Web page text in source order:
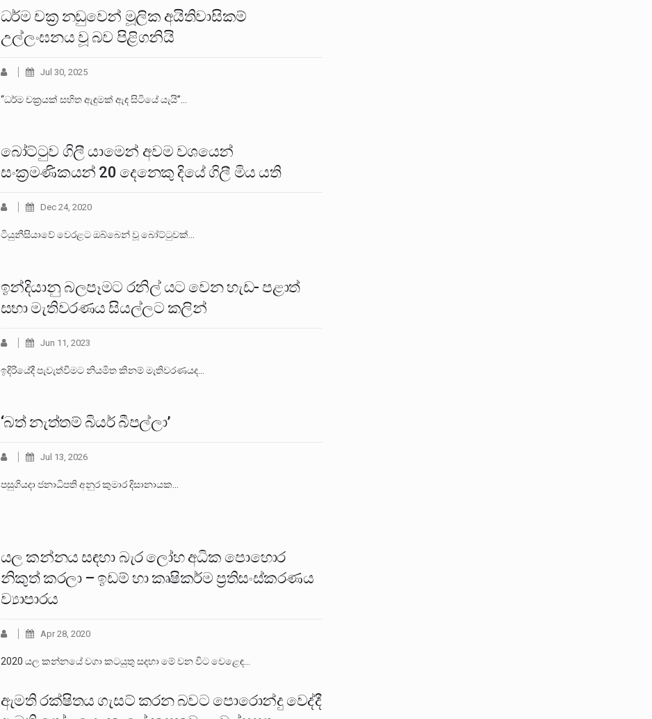
ධර්ම චක්‍ර නඩුවෙන් මූලික අයිතිවාසිකම්
උල්ලංඝනය වූ බව පිළිගනියි
Jul 30, 2025
“ධර්ම චක්‍රයක් සහිත ඇඳුමක් ඇඳ සිටියේ යැයි”…
බෝට්ටුව ගිලී යාමෙන් අවම වශයෙන්
සංක්‍රමණිකයන් 20 දෙනෙකු දියේ ගිලී මිය යති
Dec 24, 2020
ටියුනීසියාවේ වෙරළට ඔබ්බෙන් වූ බෝට්ටුවක්…
ඉන්දියානු බලපෑමට රනිල් යට වෙන හැඩ- පළාත්
සභා මැතිවරණය සියල්ලට කලින්
Jun 11, 2023
ඉදිරියේදී පැවැත්වීමට නියමිත කිනම් මැතිවරණයද…
‘බත් නැත්තම් බියර් බීපල්ලා’
Jul 13, 2026
පසුගියදා ජනාධිපති අනුර කුමාර දිසානායක…
යල කන්නය සඳහා බැර ලෝහ අධික පොහොර
නිකුත් කරලා – ඉඩම් හා කෘෂිකර්ම ප්‍රතිසංස්කරණය
ව්‍යාපාරය
Apr 28, 2020
2020 යල කන්නයේ වගා කටයුතු සදහා මේ වන විට වෙළෙඳ…
ඇමති රක්ෂිතය ගැසට් කරන බවට පොරොන්දු වෙද්දී